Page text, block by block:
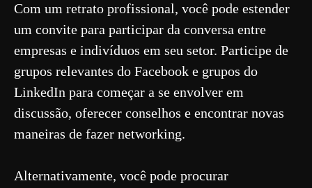
Com um retrato profissional, você pode estender
um convite para participar da conversa entre
empresas e indivíduos em seu setor. Participe de
grupos relevantes do Facebook e grupos do
LinkedIn para começar a se envolver em
discussão, oferecer conselhos e encontrar novas
maneiras de fazer networking.
Alternativamente, você pode procurar